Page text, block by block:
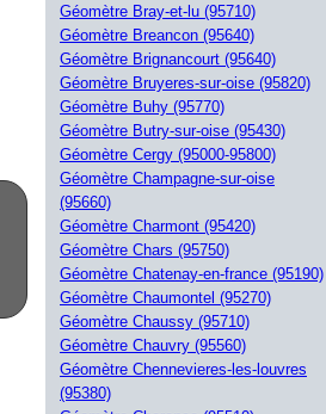
Géomètre Bray-et-lu (95710)
Géomètre Breancon (95640)
Géomètre Brignancourt (95640)
Géomètre Bruyeres-sur-oise (95820)
Géomètre Buhy (95770)
Géomètre Butry-sur-oise (95430)
Géomètre Cergy (95000-95800)
Géomètre Champagne-sur-oise
(95660)
Géomètre Charmont (95420)
Géomètre Chars (95750)
Géomètre Chatenay-en-france (95190)
Géomètre Chaumontel (95270)
Géomètre Chaussy (95710)
Géomètre Chauvry (95560)
Géomètre Chennevieres-les-louvres
(95380)